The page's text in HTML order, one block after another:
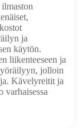
ja
käytön.
liikenteeseen ja
jolloin
Kävelyreitit ja
varhaisessa